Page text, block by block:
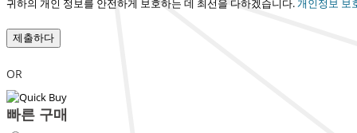
제출하다
OR
빠른 구매